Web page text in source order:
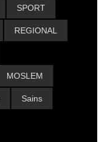
SPORT
REGIONAL
MOSLEM
Sains